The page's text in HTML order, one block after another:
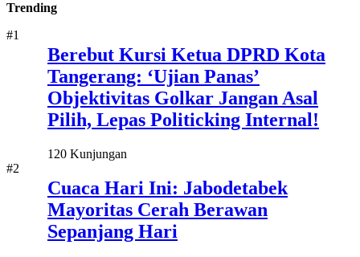
Trending
#1
Berebut Kursi Ketua DPRD Kota
Tangerang: ‘Ujian Panas’
Objektivitas Golkar Jangan Asal
Pilih, Lepas Politicking Internal!
120 Kunjungan
#2
Cuaca Hari Ini: Jabodetabek
Mayoritas Cerah Berawan
Sepanjang Hari